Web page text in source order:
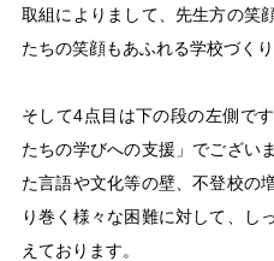
取組によりまして、先生方の笑
たちの笑顔もあふれる学校づく
そして4点目は下の段の左側で
たちの学びへの支援」でござい
た言語や文化等の壁、不登校の
り巻く様々な困難に対して、し
えております。